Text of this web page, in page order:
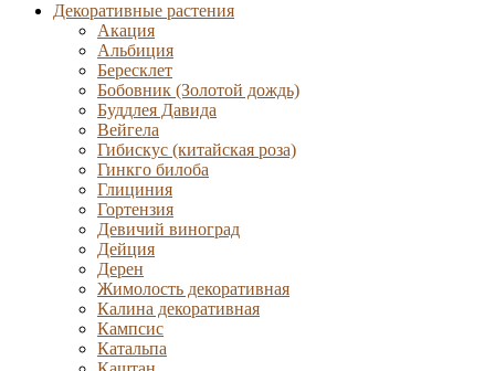
Декоративные растения
Акация
Альбиция
Бересклет
Бобовник (Золотой дождь)
Буддлея Давида
Вейгела
Гибискус (китайская роза)
Гинкго билоба
Глициния
Гортензия
Девичий виноград
Дейция
Дерен
Жимолость декоративная
Калина декоративная
Кампсис
Катальпа